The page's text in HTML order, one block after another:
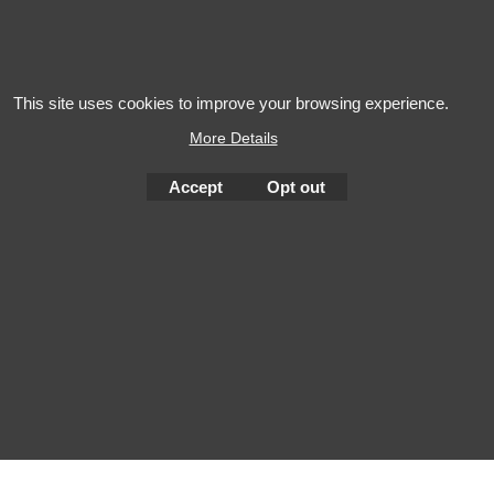
This site uses cookies to improve your browsing experience.
More Details
Accept Opt out